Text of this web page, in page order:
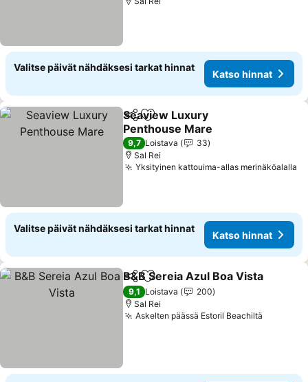
Valitse päivät nähdäksesi tarkat hinnat
Katso hinnat
Jaa Lisää suosikkeihin
Seaview Luxury
Penthouse Mare
Katso hinnat
9,7 Loistava
33
Sal Rei
Yksityinen kattouima-allas merinäköalalla
Valitse päivät nähdäksesi tarkat hinnat
Katso hinnat
Jaa Lisää suosikkeihin
B&B Sereia Azul Boa Vista
9,1 Loistava
200
Sal Rei
Askelten päässä Estoril Beachiltä